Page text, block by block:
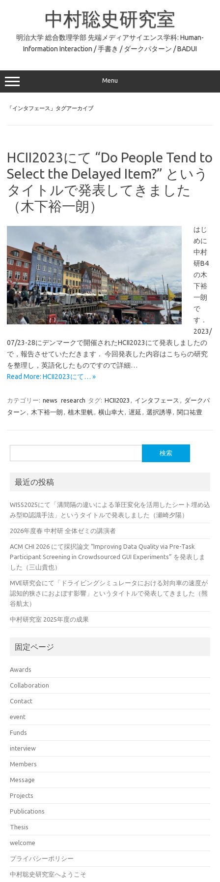
中村聡史研究室
明治大学 総合数理学部 先端メディアサイエンス学科: Human-
Information Interaction / 手書き / ダークパターン / BADUI
Menu
「インタフェース 」タグアーカイブ
HCII2023にて “Do People Tend to
Select the Delayed Item?” という
タイトルで発表してきました
（木下裕一朗）
はじ
めに
中村
研B4
の木
下裕
一朗
で
す．
2023/
07/23-28にデンマークで開催されたHCII2023にて発表しましたの
で，報告させていただきます． 今回発表した内容はこちらの研究
を整理し，英語化したものですので詳細…
Read More: HCII2023にて… »
カテゴリー: news research タグ: HCII2023 , インタフェース , ダークパ
ターン , 木下裕一朗 , 植木里帆, 横山幸大, 遅延 , 選択誘導, 関口祐豊
索:
最近の投稿
WISS2025にて「溝間隔の違いによる筆圧変化を活用したシート埋め込
み型ID認識手法」というタイトルで発表しました（瀬崎夕陽）
2026年度春 中村研 全体ゼミの講演者
ACM CHI 2026 にて採択論文 “Improving Data Quality via Pre-Task
Participant Screening in Crowdsourced GUI Experiments” を発表しま
した（三山貴也）
MVE研究会にて「ドライビングシミュレータにおける対向車の速度が
認知的狭さにおよぼす影響」というタイトルで発表してきました（熊
谷航太）
中村研究室 2025年度の成果
固定ページ
Awards
Collaboration
Contact
event
Funds
interview
Members
Message
Projects
Publications
Thesis
welcome
プライバシーポリシー
中村聡史研究室へようこそ